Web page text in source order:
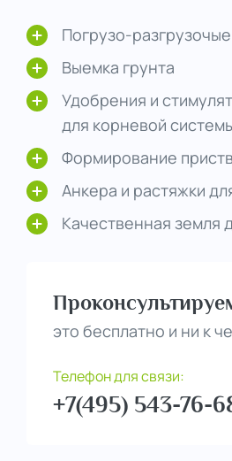
Погрузо-
Выемка грунта
Удобрения и
для корневой
Формирование
Анкера и растяжки
Качественная земля
это бесплатно и ни к
Телефон для связи:
+7(495) 543-76-